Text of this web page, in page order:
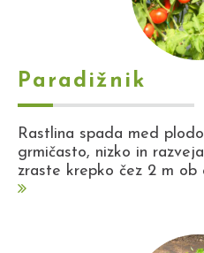
Paradižnik
Rastlina spada med
grmičasto, nizko in
zraste krepko čez 2 m ob